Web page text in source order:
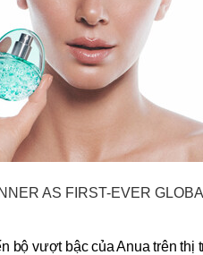
AS FIRST-EVER
bộ vượt bậc của Anua trên thị